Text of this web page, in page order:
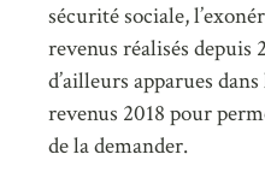
sécurité sociale,
revenus réalisés depuis
d’ailleurs apparues
revenus 2018 pour
de la demander.